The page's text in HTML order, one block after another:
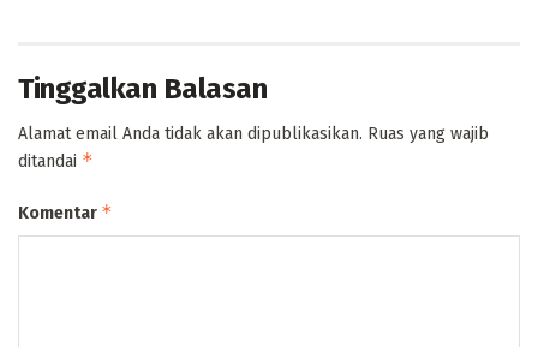
Tinggalkan Balasan
Alamat email Anda tidak akan dipublikasikan. Ruas yang wajib
ditandai *
Komentar *